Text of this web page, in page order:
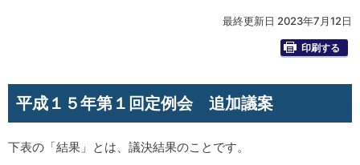
最終更新日 2023年7月12日
印刷する
平成１５年第１回定例会 追加議案
下表の「結果」とは、議決結果のことです。